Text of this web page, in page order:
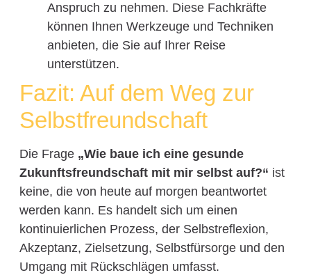
Anspruch zu nehmen. Diese Fachkräfte
können Ihnen Werkzeuge und Techniken
anbieten, die Sie auf Ihrer Reise
unterstützen.
Fazit: Auf dem Weg zur
Selbstfreundschaft
Die Frage „Wie baue ich eine gesunde
Zukunftsfreundschaft mit mir selbst auf?“ ist
keine, die von heute auf morgen beantwortet
werden kann. Es handelt sich um einen
kontinuierlichen Prozess, der Selbstreflexion,
Akzeptanz, Zielsetzung, Selbstfürsorge und den
Umgang mit Rückschlägen umfasst.